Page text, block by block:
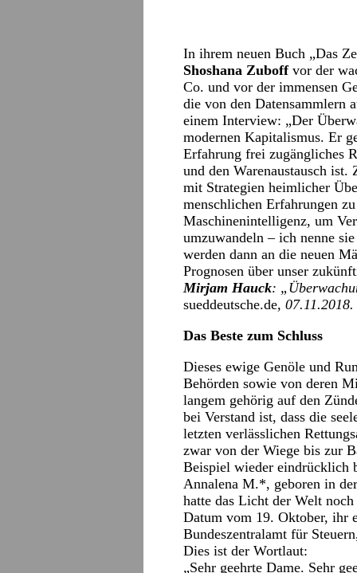
In ihrem neuen Buch „Das
Shoshana Zuboffvor der
Co. und vor der immensen
die von den Datensammlern
einem Interview: „Der
modernen Kapitalismus. Er
Erfahrung frei zugängliches
und den Warenaustausch
mit Strategien heimlicher
menschlichen Erfahrungen
Maschinenintelligenz, um
umzuwandeln – ich nenne
werden dann an die neuen
Prognosen über unser
Mirjam Hauck: „
sueddeutsche.de, 07.11.2018.
Das Beste zum Schluss
Dieses ewige Genöle und
Behörden sowie von deren
langem gehörig auf den
bei Verstand ist, dass die
letzten verlässlichen
zwar von der Wiege bis zur
Beispiel wieder eindrücklich
Annalena M.*, geboren in
hatte das Licht der Welt
Datum vom 19. Oktober, ihr
Bundeszentralamt für
Dies ist der Wortlaut:
„Sehr geehrte Dame. Sehr